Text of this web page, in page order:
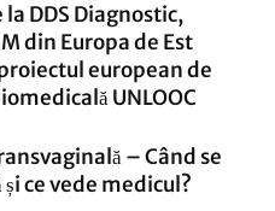
DDS Diagnostic,
din Europa de Est
european de
UNLOOC
– Când se
ce vede medicul?